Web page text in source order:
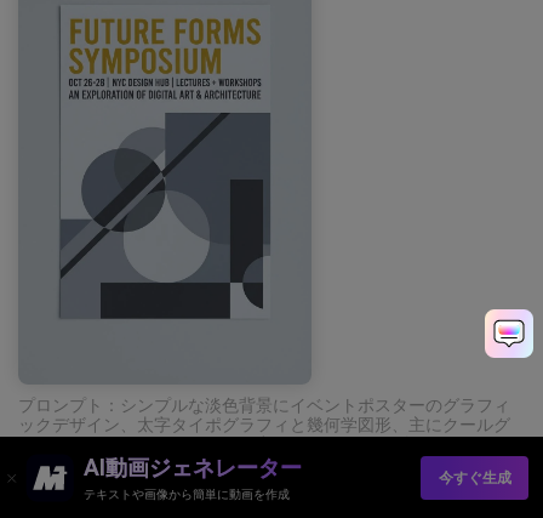
プロンプト：シンプルな淡色背景にイベントポスターのグラフィ
ックデザイン、太字タイポグラフィと幾何学図形、主にクールグ
ルボディテキスト、写真なし、手なし --ar 2:3
AI動画ジェネレーター
テキストや画像から簡単に動画を作成
今すぐ生成